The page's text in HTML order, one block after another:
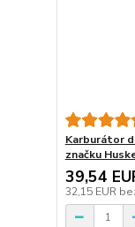
Karburátor
značku
39,54
32,15 EUR